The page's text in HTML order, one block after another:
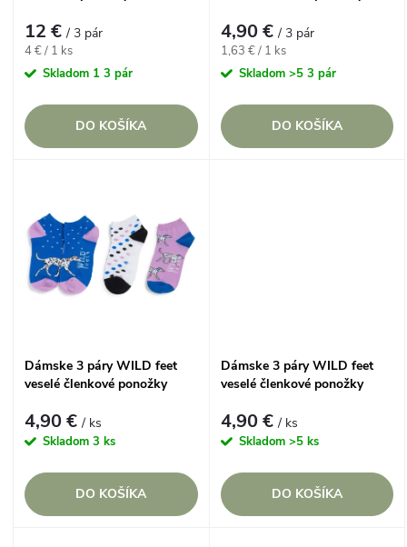
p
o
u
k
o
v
p
o
d
k
v
12 €/ 3 pár
Jednotková
cena:
4 € / 1 ks
Skladom 1 3 pár
DO KOŠÍKA
4,90 €/ 3 pár
Jednotková
cena:
1,63 € / 1 ks
Skladom >5 3 pár
DO KOŠÍKA
Dámske 3 páry WILD feet
veselé členkové ponožky
4,90 €/ ks
Skladom 3 ks
DO KOŠÍKA
Dámske 3 páry WILD feet
veselé členkové ponožky
4,90 €/ ks
Skladom >5 ks
DO KOŠÍKA